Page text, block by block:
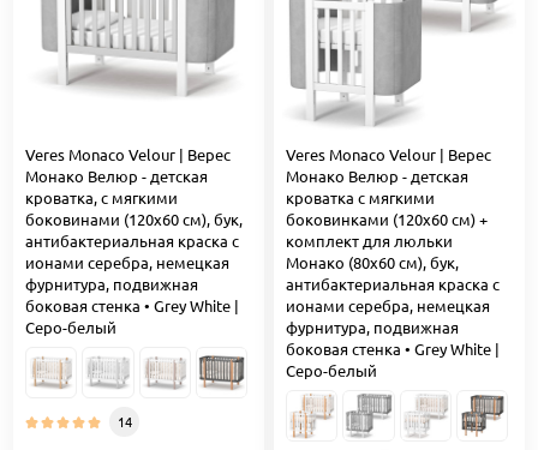
Veres Monaco Velour | Верес
Монако Велюр - детская
кроватка, с мягкими
боковинами (120x60 см), бук,
антибактериальная краска с
ионами серебра, немецкая
фурнитура, подвижная
боковая стенка • Grey White |
Серо-белый
14
Veres Monaco Velour | Верес
Монако Велюр - детская
кроватка с мягкими
боковинками (120x60 см) +
комплект для люльки
Монако (80х60 см), бук,
антибактериальная краска с
ионами серебра, немецкая
фурнитура, подвижная
боковая стенка • Grey White |
Серо-белый